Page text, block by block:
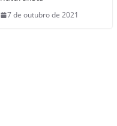
7 de outubro de 2021